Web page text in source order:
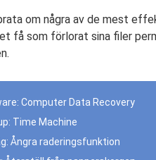
om några av de mest
få som förlorat sina filer
Computer Data Recovery
Time Machine
Ångra raderingsfunktion